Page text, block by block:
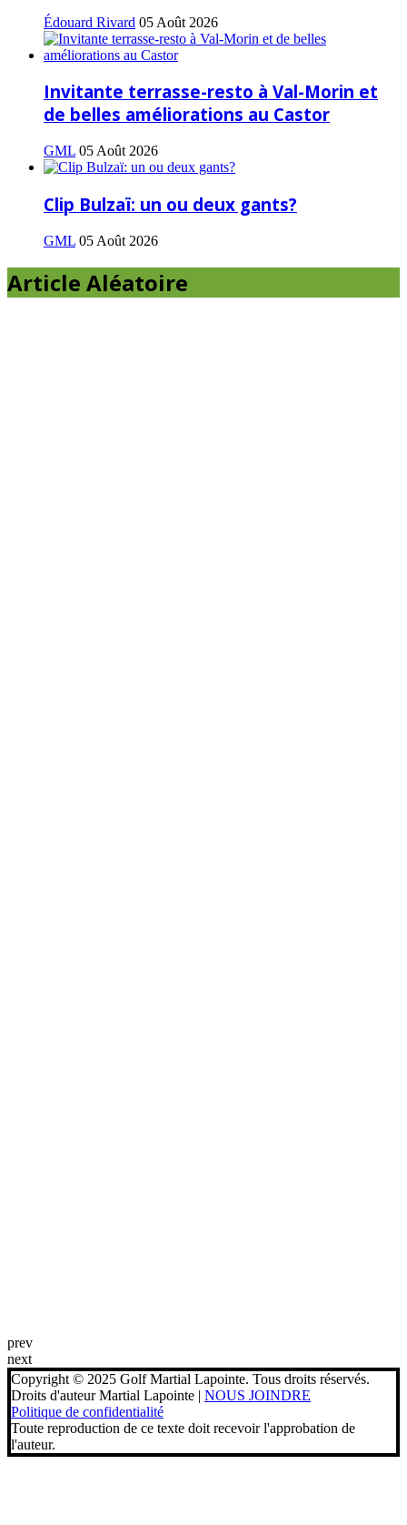
Édouard Rivard 05 Août 2026
Invitante terrasse-resto à Val-Morin et
de belles améliorations au Castor
GML 05 Août 2026
Clip Bulzaï: un ou deux gants?
GML 05 Août 2026
Article Aléatoire
prev
next
Copyright © 2025 Golf Martial Lapointe. Tous droits réservés.
Droits d'auteur Martial Lapointe | NOUS JOINDRE
Politique de confidentialité
Toute reproduction de ce texte doit recevoir l'approbation de
l'auteur.